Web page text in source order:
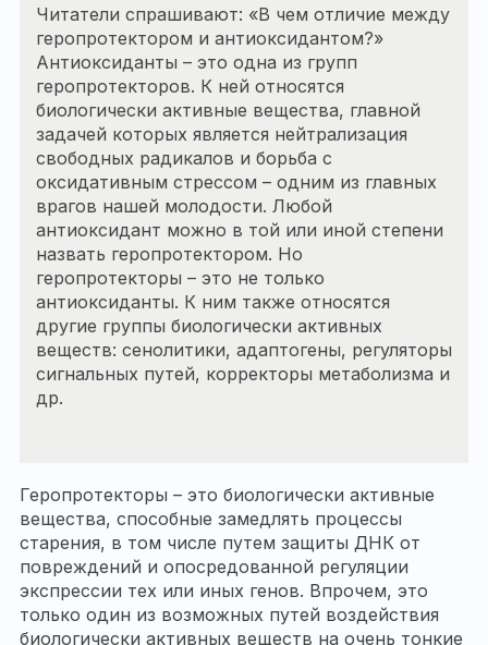
Читатели спрашивают: «В чем отличие между
геропротектором и антиоксидантом?»
Антиоксиданты – это одна из групп
геропротекторов. К ней относятся
биологически активные вещества, главной
задачей которых является нейтрализация
свободных радикалов и борьба с
оксидативным стрессом – одним из главных
врагов нашей молодости. Любой
антиоксидант можно в той или иной степени
назвать геропротектором. Но
геропротекторы – это не только
антиоксиданты. К ним также относятся
другие группы биологически активных
веществ: сенолитики, адаптогены, регуляторы
сигнальных путей, корректоры метаболизма и
др.
Геропротекторы – это биологически активные
вещества, способные замедлять процессы
старения, в том числе путем защиты ДНК от
повреждений и опосредованной регуляции
экспрессии тех или иных генов. Впрочем, это
только один из возможных путей воздействия
биологически активных веществ на очень тонкие